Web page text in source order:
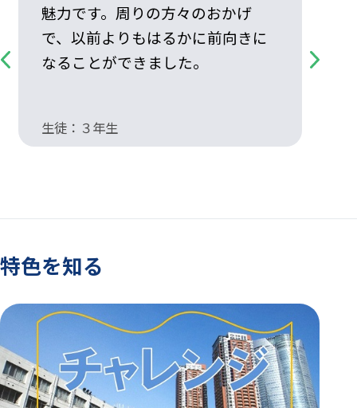
Previous
魅力です。周りの方々のおかげ
で、以前よりもはるかに前向きに
なることができました。
生徒：３年生
Next
特色を知る